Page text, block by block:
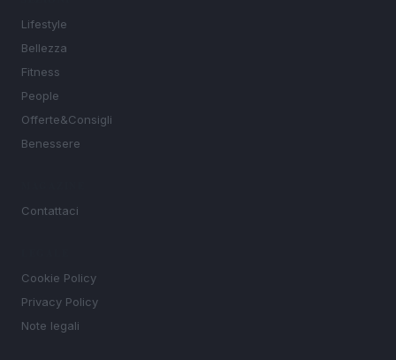
Lifestyle
Bellezza
Fitness
People
Offerte&Consigli
Benessere
Contattaci
Cookie Policy
Privacy Policy
Note legali